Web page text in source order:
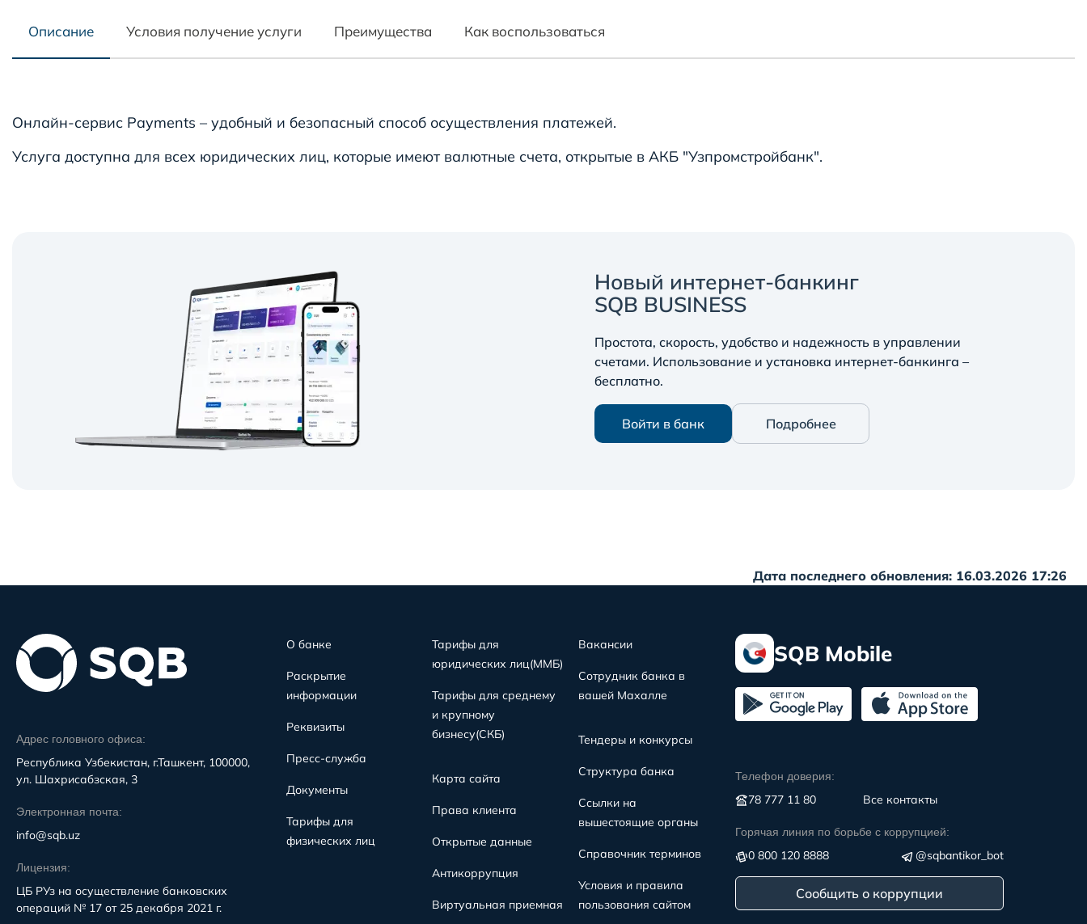
Описание Условия получение услуги Преимущества Как воспользоваться
Онлайн-сервис Payments – удобный и безопасный способ осуществления платежей.
Услуга доступна для всех юридических лиц, которые имеют валютные счета, открытые в АКБ "Узпромстройбанк".
Новый интернет-банкинг
SQB BUSINESS
Простота, скорость, удобство и надежность в управлении
счетами. Использование и установка интернет-банкинга –
бесплатно.
Войти в банк Подробнее
Дата последнего обновления: 16.03.2026 17:26
Адрес головного офиса:
Республика Узбекистан, г.Ташкент, 100000,
ул. Шахрисабзская, 3
Электронная почта:
info@sqb.uz
Лицензия:
ЦБ РУз на осуществление банковских
операций № 17 от 25 декабря 2021 г.
О банке
Раскрытие
информации
Реквизиты
Пресс-служба
Документы
Тарифы для
физических лиц
Тарифы для
юридических лиц(MMБ)
Тарифы для среднему
и крупному
бизнесу(СКБ)
Карта сайта
Права клиента
Открытые данные
Антикоррупция
Виртуальная приемная
Вакансии
Сотрудник банка в
вашей Махалле
Тендеры и конкурсы
Структура банка
Ссылки на
вышестоящие органы
Справочник терминов
Условия и правила
пользования сайтом
SQB Mobile
Телефон доверия:
78 777 11 80 Все контакты
Горячая линия по борьбе с коррупцией:
0 800 120 8888 @sqbantikor_bot
Сообщить о коррупции